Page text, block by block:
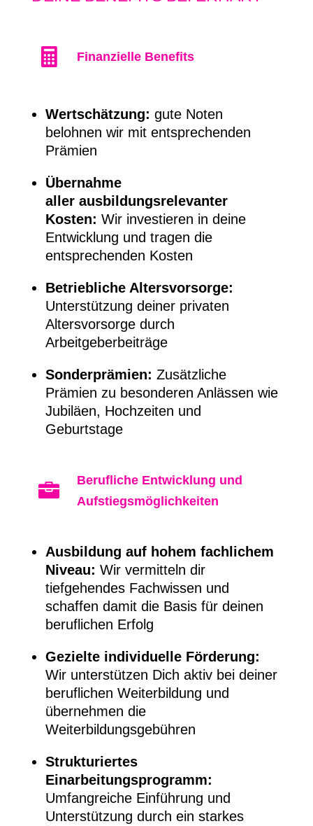
 Finanzielle Benefits
Wertschätzung: gute Noten
belohnen wir mit entsprechenden
Prämien
Übernahme
aller ausbildungsrelevanter
Kosten: Wir investieren in deine
Entwicklung und tragen die
entsprechenden Kosten
Betriebliche Altersvorsorge:
Unterstützung deiner privaten
Altersvorsorge durch
Arbeitgeberbeiträge
Sonderprämien: Zusätzliche
Prämien zu besonderen Anlässen wie
Jubiläen, Hochzeiten und
Geburtstage

Berufliche Entwicklung und
Aufstiegsmöglichkeiten
Ausbildung auf hohem fachlichem
Niveau: Wir vermitteln dir
tiefgehendes Fachwissen und
schaffen damit die Basis für deinen
beruflichen Erfolg
Gezielte individuelle Förderung:
Wir unterstützen Dich aktiv bei deiner
beruflichen Weiterbildung und
übernehmen die
Weiterbildungsgebühren
Strukturiertes
Einarbeitungsprogramm:
Umfangreiche Einführung und
Unterstützung durch ein starkes